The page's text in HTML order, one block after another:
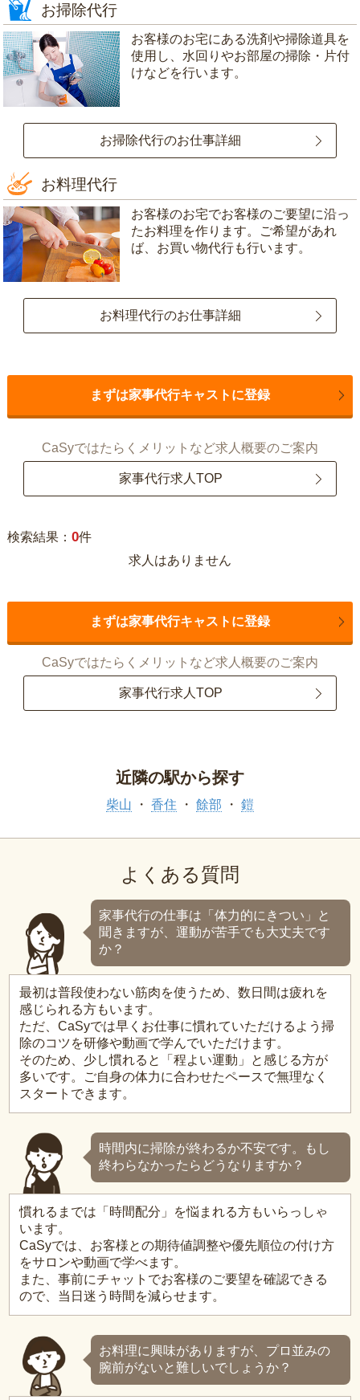
お掃除代行
お客様のお宅にある洗剤や掃除道具を
使用し、水回りやお部屋の掃除・片付
けなどを行います。
お掃除代行のお仕事詳細
お料理代行
お客様のお宅でお客様のご要望に沿っ
たお料理を作ります。ご希望があれ
ば、お買い物代行も行います。
お料理代行のお仕事詳細
まずは家事代行キャストに登録
CaSyではたらくメリットなど求人概要のご案内
家事代行求人TOP
検索結果： 0件
求人はありません
まずは家事代行キャストに登録
CaSyではたらくメリットなど求人概要のご案内
家事代行求人TOP
近隣の駅から探す
柴山 香住 餘部 鎧
よくある質問
家事代行の仕事は「体力的にきつい」と
聞きますが、運動が苦手でも大丈夫です
か？
最初は普段使わない筋肉を使うため、数日間は疲れを
感じられる方もいます。
ただ、CaSyでは早くお仕事に慣れていただけるよう掃
除のコツを研修や動画で学んでいただけます。
そのため、少し慣れると「程よい運動」と感じる方が
多いです。ご自身の体力に合わせたペースで無理なく
スタートできます。
時間内に掃除が終わるか不安です。もし
終わらなかったらどうなりますか？
慣れるまでは「時間配分」を悩まれる方もいらっしゃ
います。
CaSyでは、お客様との期待値調整や優先順位の付け方
をサロンや動画で学べます。
また、事前にチャットでお客様のご要望を確認できる
ので、当日迷う時間を減らせます。
お料理に興味がありますが、プロ並みの
腕前がないと難しいでしょうか？